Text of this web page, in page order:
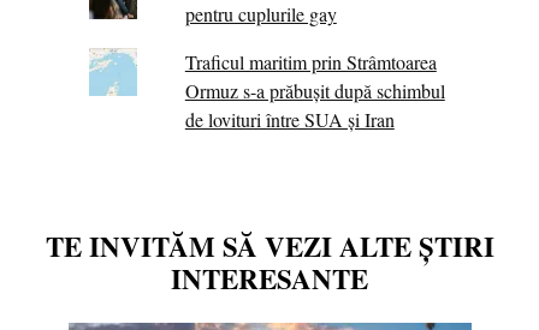
pentru cuplurile gay
Traficul maritim prin Strâmtoarea
Ormuz s-a prăbușit după schimbul
de lovituri între SUA şi Iran
TE INVITĂM SĂ VEZI ALTE ȘTIRI
INTERESANTE